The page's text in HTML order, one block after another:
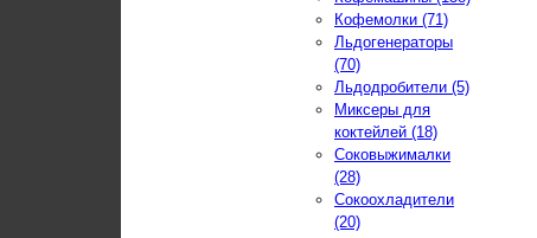
Кофемолки (71)
Льдогенераторы
(70)
Льдодробители (5)
Миксеры для
коктейлей (18)
Соковыжималки
(28)
Сокоохладители
(20)